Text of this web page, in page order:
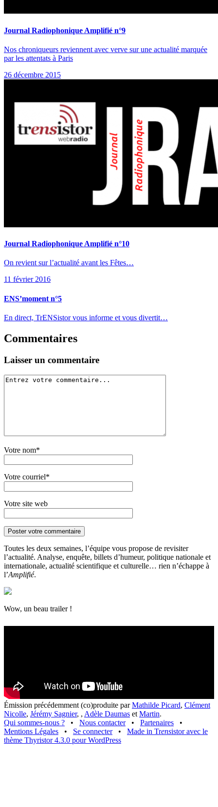
Journal Radiophonique Amplifié n°9
Nos chroniqueurs reviennent avec verve sur une actualité marquée
par les attentats à Paris
26 décembre 2015
Journal Radiophonique Amplifié n°10
On revient sur l’actualité avant les Fêtes…
11 février 2016
ENS’moment n°5
En direct, TrENSistor vous informe et vous divertit…
Commentaires
Laisser un commentaire
Votre nom*
Votre courriel*
Votre site web
Toutes les deux semaines, l’équipe vous propose de revisiter
l’actualité. Analyse, enquête, billets d’humeur, politique nationale et
internationale, actualité scientifique et culturelle… rien n’échappe à
l’Amplifié.
Wow, un beau trailer !
Émission précédemment (co)produite parMathilde Picard, Clément
Nicolle, Jérémy Sagnier, , Adèle Daumas et Martin.
Qui sommes-nous ?
• Nous contacter • Partenaires
•
Mentions Légales
• Se connecter • Made in Trensistor avec le
thème Thyristor 4.3.0 pour WordPress